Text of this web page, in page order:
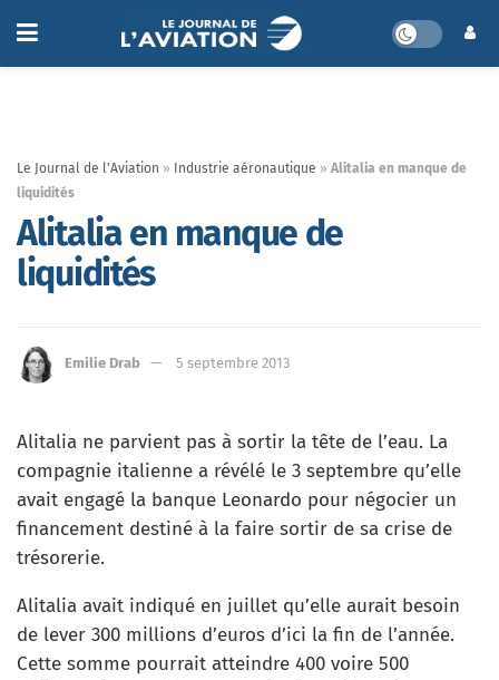
Le Journal de l'Aviation » Industrie aéronautique » Alitalia en manque de
liquidités
Alitalia en manque de
liquidités
Emilie Drab 5 septembre 2013
Alitalia ne parvient pas à sortir la tête de l’eau. La
compagnie italienne a révélé le 3 septembre qu’elle
avait engagé la banque Leonardo pour négocier un
financement destiné à la faire sortir de sa crise de
trésorerie.
Alitalia avait indiqué en juillet qu’elle aurait besoin
de lever 300 millions d’euros d’ici la fin de l’année.
Cette somme pourrait atteindre 400 voire 500